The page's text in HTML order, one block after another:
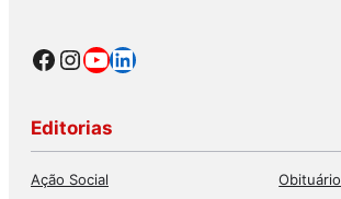
Facebook
Instagram
Youtube
LinkedIn
Editorias
Ação Social
Obituário